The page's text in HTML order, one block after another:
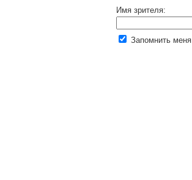
Имя зрителя:
Запомнить меня